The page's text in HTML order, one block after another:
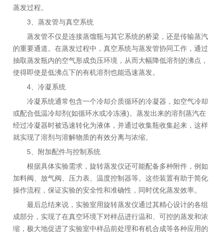
蒸发过程。
3、蒸发管与真空系统
蒸发管不仅是连接蒸馏瓶与其它系统的桥梁，还是传输蒸汽
的重要通道。在蒸发过程中，真空系统与蒸发管协同工作，通过
抽取蒸发瓶内的空气形成负压环境，从而大幅降低溶剂的沸点，
使得即使是低沸点下的有机溶剂也能迅速蒸发。
4、冷凝系统
冷凝系统通常包含一个冷却介质循环的冷凝器，如空气冷却
或配合低温冷却剂(如循环水或冷冻液)。蒸发出来的溶剂蒸汽在
经过冷凝器时被迅速转化为液体，并通过收集瓶收集起来，这样
就实现了溶剂与溶解物质的有效分离与浓缩。
5、附加配件与控制系统
根据具体实验需求，旋转蒸发仪还可能配备多种附件，例如
加料阀、放气阀、压力表、温度控制器等。这些装置有助于简化
操作流程，保证实验的安全性和准确性，同时优化蒸发效率。
最后总结来说，实验室用旋转蒸发仪通过其精心设计的各组
成部分，实现了在真空环境下对样品进行温和、可控的蒸发和浓
缩，极大地促进了实验室中样品前处理和有机合成等各种应用的